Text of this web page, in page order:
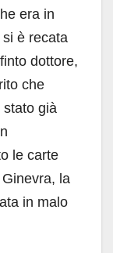
era in
si è recata
dottore,
che
stato già
le carte
la
in malo